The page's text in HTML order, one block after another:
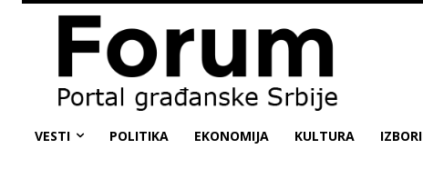
VESTI POLITIKA EKONOMIJA KULTURA IZBORI